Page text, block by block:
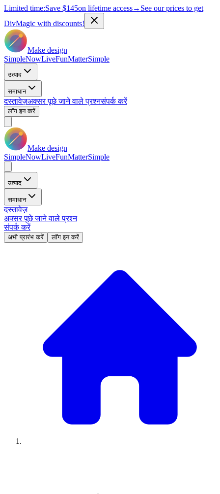
Limited time:Save $145on lifetime access→ See our prices to get
DivMagic with discounts!
Make design
SimpleNowLiveFunMatterSimple
उत्पाद
समाधान
दस्तावेज़अक्सर पूछे जाने वाले प्रश्नसंपर्क करें
लॉग इन करें
Make design
SimpleNowLiveFunMatterSimple
उत्पाद
समाधान
दस्तावेज़
अक्सर पूछे जाने वाले प्रश्न
संपर्क करें
अभी प्रारंभ करें लॉग इन करें